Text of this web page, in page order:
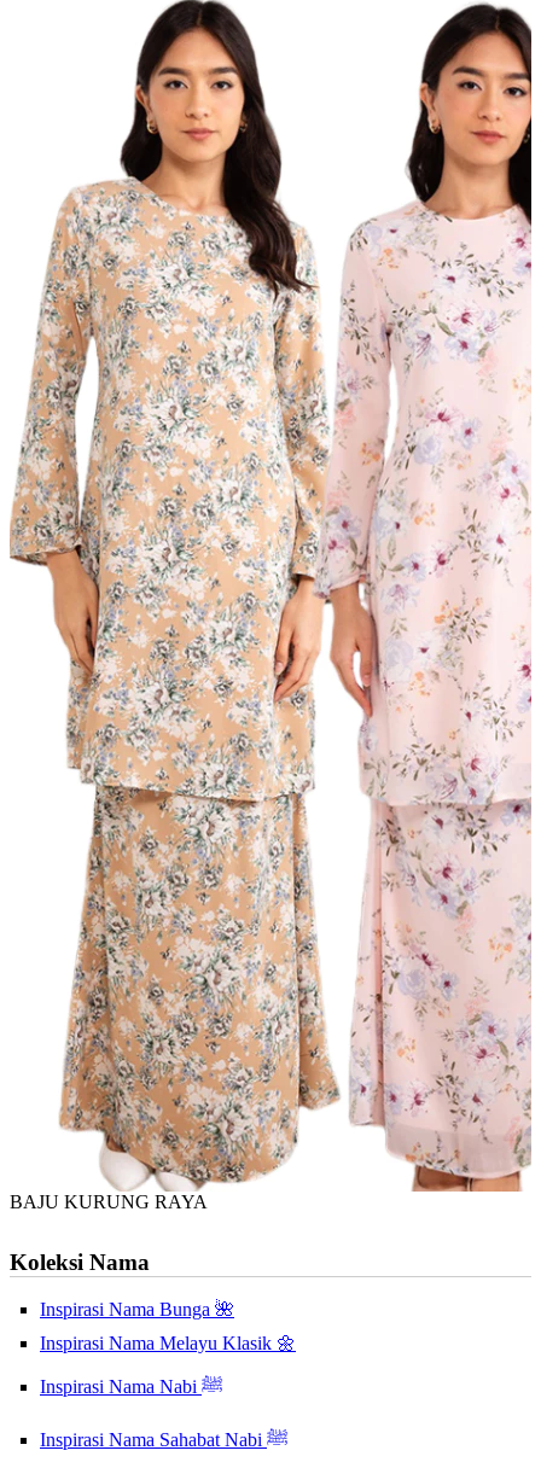
BAJU KURUNG RAYA
Koleksi Nama
Inspirasi Nama Bunga 🌺
Inspirasi Nama Melayu Klasik 🌼
Inspirasi Nama Nabi ﷺ
Inspirasi Nama Sahabat Nabi ﷺ